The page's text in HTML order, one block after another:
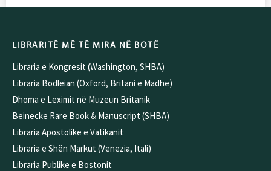
LIBRARITË MË TË MIRA NË BOTË
Libraria e Kongresit (Washington, SHBA)
Libraria Bodleian (Oxford, Britani e Madhe)
Dhoma e Leximit në Muzeun Britanik
Beinecke Rare Book & Manuscript (SHBA)
Libraria Apostolike e Vatikanit
Libraria e Shën Markut (Venezia, Itali)
Libraria Publike e Bostonit